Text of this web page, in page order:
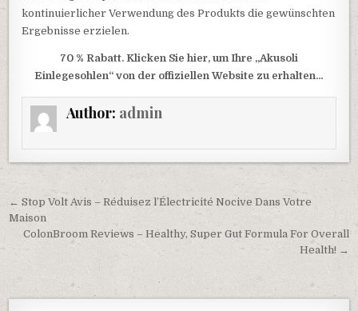
kontinuierlicher Verwendung des Produkts die gewünschten
Ergebnisse erzielen.
70 % Rabatt. Klicken Sie hier, um Ihre „Akusoli
Einlegesohlen“ von der offiziellen Website zu erhalten…
Author: admin
Post navigation
← Stop Volt Avis – Réduisez l’Électricité Nocive Dans Votre
Maison
ColonBroom Reviews – Healthy, Super Gut Formula For Overall
Health! →